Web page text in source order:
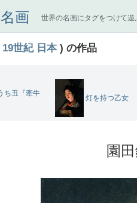
画 世界の名画にタグをつけて遊
19世紀 日本) の作品
ち丑『牽牛
灯を持つ乙女
園